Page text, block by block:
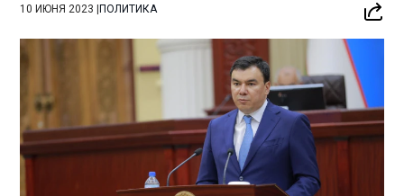
10 ИЮНЯ 2023 |ПОЛИТИКА